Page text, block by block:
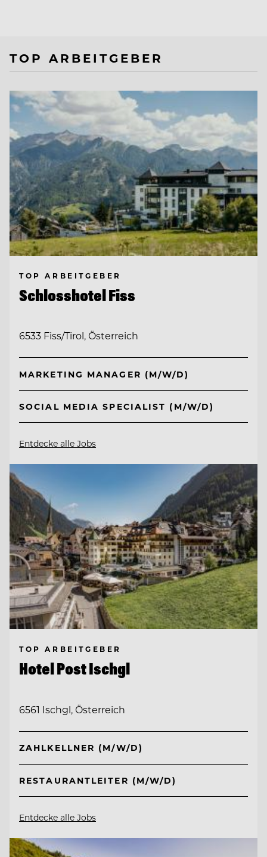
TOP ARBEITGEBER
TOP ARBEITGEBER
Schlosshotel Fiss
6533 Fiss/Tirol, Österreich
MARKETING MANAGER (M/W/D)
SOCIAL MEDIA SPECIALIST (M/W/D)
Entdecke alle Jobs
TOP ARBEITGEBER
Hotel Post Ischgl
6561 Ischgl, Österreich
ZAHLKELLNER (M/W/D)
RESTAURANTLEITER (M/W/D)
Entdecke alle Jobs